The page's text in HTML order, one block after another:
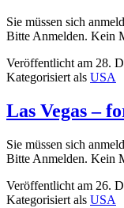
Sie müssen sich
Bitte Anmelden. Kein
Veröffentlicht am 28.
Kategorisiert als USA
Las Vegas –
Sie müssen sich
Bitte Anmelden. Kein
Veröffentlicht am 26.
Kategorisiert als USA